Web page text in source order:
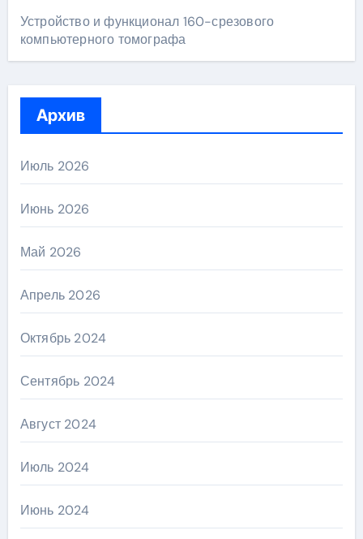
Устройство и функционал 160-срезового
компьютерного томографа
Архив
Июль 2026
Июнь 2026
Май 2026
Апрель 2026
Октябрь 2024
Сентябрь 2024
Август 2024
Июль 2024
Июнь 2024